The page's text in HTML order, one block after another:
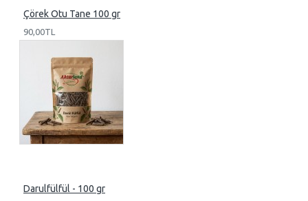
Çörek Otu Tane 100 gr
90,00TL
Darulfülfül - 100 gr